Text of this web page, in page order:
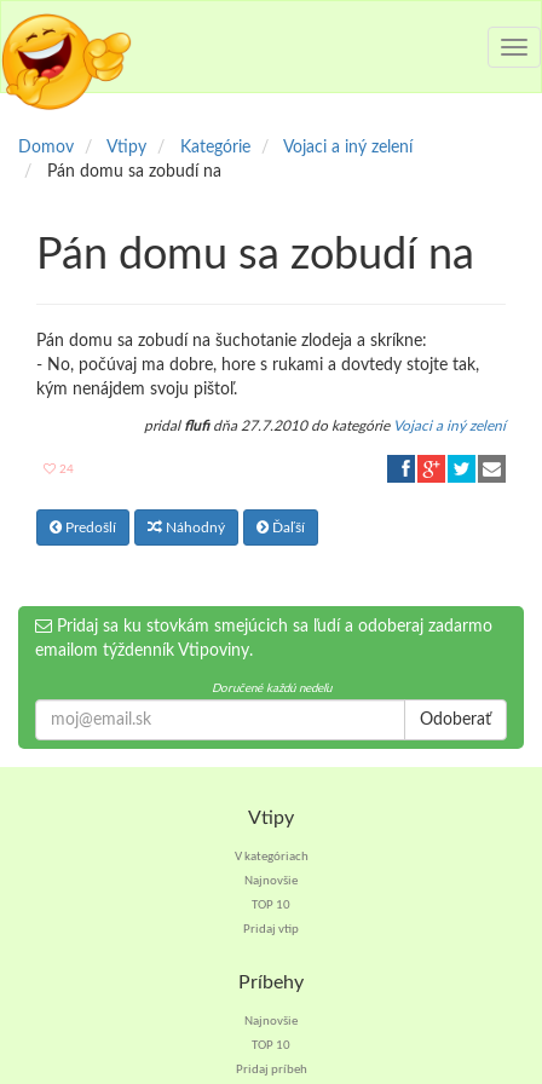
Domov Vtipy Kategórie
Vojaci a iný zelení
Pán domu sa zobudí na
Pán domu sa zobudí na
Pán domu sa zobudí na šuchotanie zlodeja a skríkne:
- No, počúvaj ma dobre, hore s rukami a dovtedy stojte tak,
kým nenájdem svoju pištoľ.
pridal flufidňa 27.7.2010 do kategórie Vojaci a iný zelení
24
Predošlí Náhodný Ďaľší
Pridaj sa ku stovkám smejúcich sa ľudí a odoberaj zadarmo
emailom týždenník Vtipoviny.
Doručené každú nedeľu
Odoberať
Vtipy
V kategóriach
Najnovšie
TOP 10
Pridaj vtip
Príbehy
Najnovšie
TOP 10
Pridaj príbeh